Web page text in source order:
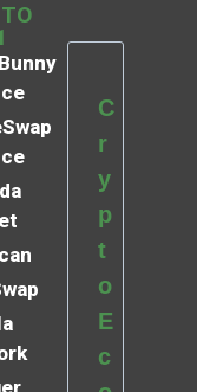
C
r
y
p
t
o
E
c